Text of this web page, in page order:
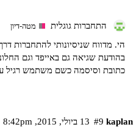
התחברות גוגלית מטה-דיון
הי. מדווח שניסיונותי להתחברות
כתובת וסיסמה כשם משתמש רגיל
kaplan 13 ביולי,‏ 2015,‏ 8:42pm #9